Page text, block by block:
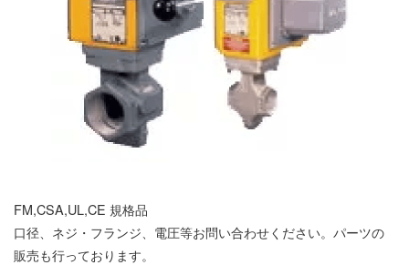
FM,CSA,UL,CE 規格品
口径、ネジ・フランジ、電圧等お問い合わせください。パーツの
販売も行っております。